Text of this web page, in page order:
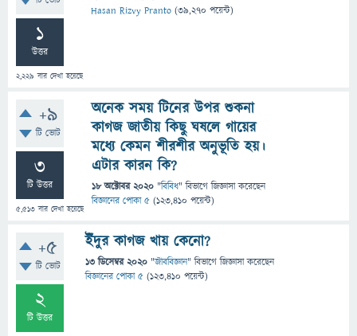
1
উত্তর
2,229 বার দেখা হয়েছে
Hasan Rizvy Pranto (39,270 পয়েন্ট)
+9
টি ভোট
3
টি উত্তর
5,513 বার দেখা হয়েছে
অনেক সময় টিনের উপর শুকনা
কাগজ জাতীয় কিছু ঘষলে গায়ের
মধ্যে কেমন শীরশীর অনুভূতি হয়।
এটার কারন কি?
18 অক্টোবর 2020 "বিবিধ" বিভাগে জিজ্ঞাসাকরেছেন
বিজ্ঞানের পোকা ৫ (123,410 পয়েন্ট)
+5
টি ভোট
2
টি উত্তর
ইঁদুর কাগজ খায় কেনো?
13 ডিসেম্বর 2020 "জীববিজ্ঞান" বিভাগে জিজ্ঞাসাকরেছেন
বিজ্ঞানের পোকা ৫ (123,410 পয়েন্ট)